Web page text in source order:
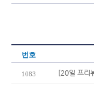
번호
1083 [20일 프리